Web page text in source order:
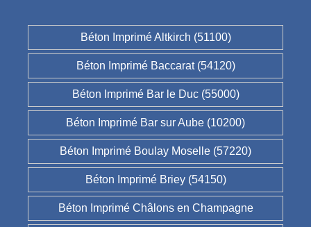
Béton Imprimé Altkirch (51100)
Béton Imprimé Baccarat (54120)
Béton Imprimé Bar le Duc (55000)
Béton Imprimé Bar sur Aube (10200)
Béton Imprimé Boulay Moselle (57220)
Béton Imprimé Briey (54150)
Béton Imprimé Châlons en Champagne